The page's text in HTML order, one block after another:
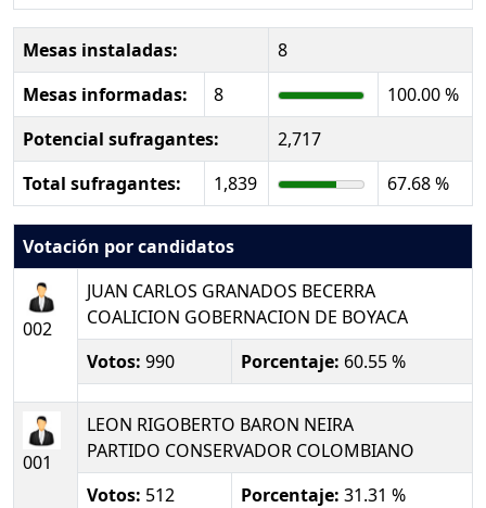
Mesas instaladas:
8
Mesas informadas:
8
100.00 %
Potencial sufragantes:
2,717
Total sufragantes:
1,839 67.68 %
Votación por candidatos
002
JUAN CARLOS GRANADOS BECERRA
COALICION GOBERNACION DE BOYACA
Votos: 990 Porcentaje: 60.55 %
001
LEON RIGOBERTO BARON NEIRA
PARTIDO CONSERVADOR COLOMBIANO
Votos: 512 Porcentaje: 31.31 %